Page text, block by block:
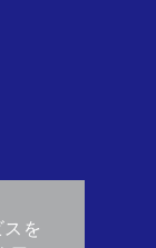
を